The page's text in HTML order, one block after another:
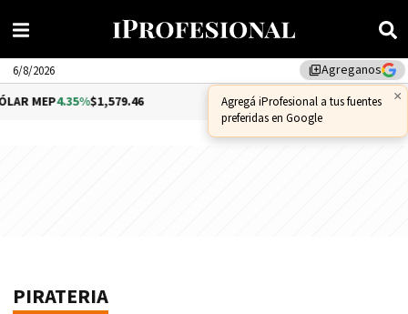
library_addAgreganos
×
Agregá iProfesional a tus fuentes
preferidas en Google
6/8/2026
MEP4.35%$1,579.46 DÓLAR CCL1.02% $1,575.53
PIRATERIA